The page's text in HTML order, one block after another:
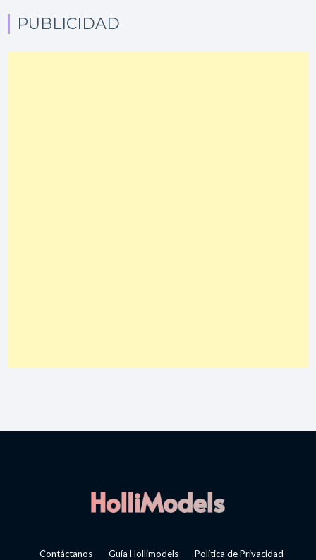
PUBLICIDAD
Contáctanos Guía Hollimodels Política de Privacidad